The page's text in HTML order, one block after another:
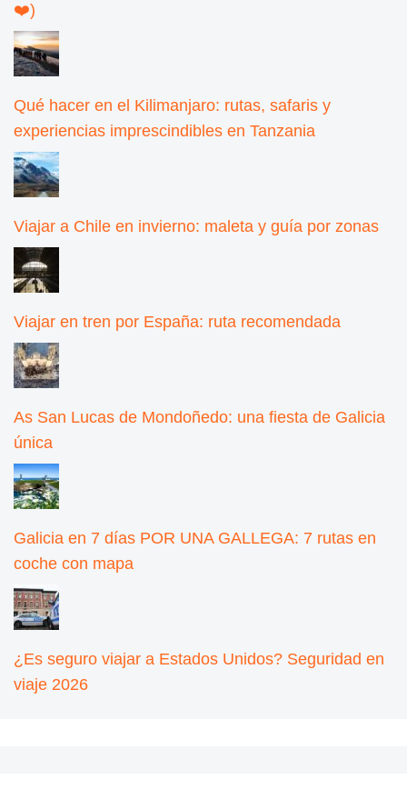
❤️)
Qué hacer en el Kilimanjaro: rutas, safaris y
experiencias imprescindibles en Tanzania
Viajar a Chile en invierno: maleta y guía por zonas
Viajar en tren por España: ruta recomendada
As San Lucas de Mondoñedo: una fiesta de Galicia
única
Galicia en 7 días POR UNA GALLEGA: 7 rutas en
coche con mapa
¿Es seguro viajar a Estados Unidos? Seguridad en
viaje 2026